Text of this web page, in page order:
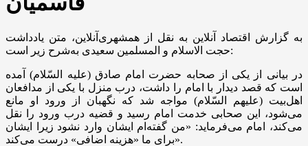
به گزارش اقتصاد آنلاین به نقل از همشهری‌آنلاین، متن یادداشت
حجت الاسلام و المسلمین سعیدی به‌شرح زیر است:
در بیانی از یکی از صحابه حضرت امام صادق (علیه السّلام) آمده
است که قصد دیدار با امام را داشت، درب منزل با یکی از مدافعان
اهل‌بیت (علیهم السّلام) مواجه شد که نگهبان از ورود او مانع
می‌شود، این صحابی خدمت امام رسید و قضیه درب ورود را نقل
می‌کند، امام می‌فرماید: «من گفته‌ام ایشان وارد نشود زیرا ایشان
برای ما «هزینه اضافی» درست می‌کند».